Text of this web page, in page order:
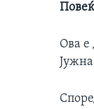
Ова е